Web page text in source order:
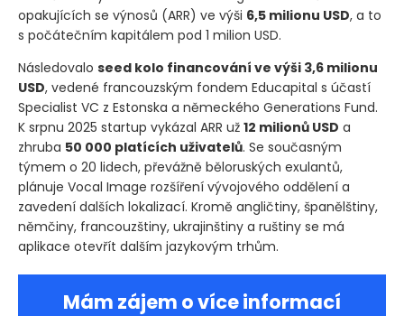
opakujících se výnosů (ARR) ve výši 6,5 milionu USD, a to
s počátečním kapitálem pod 1 milion USD.
Následovalo seed kolo financování ve výši 3,6 milionu
USD, vedené francouzským fondem Educapital s účastí
Specialist VC z Estonska a německého Generations Fund.
K srpnu 2025 startup vykázal ARR už 12 milionů USD a
zhruba 50 000 platících uživatelů. Se současným
týmem o 20 lidech, převážně běloruských exulantů,
plánuje Vocal Image rozšíření vývojového oddělení a
zavedení dalších lokalizací. Kromě angličtiny, španělštiny,
němčiny, francouzštiny, ukrajinštiny a ruštiny se má
aplikace otevřít dalším jazykovým trhům.
Mám zájem o více informací